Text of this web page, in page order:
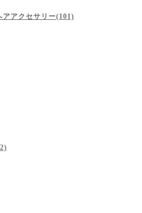
アアクセサリー(101)